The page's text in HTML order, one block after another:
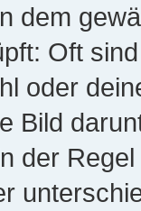
dem
Oft
oder
Bild
der